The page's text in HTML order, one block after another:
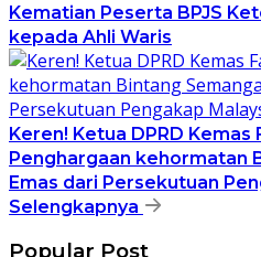
Kematian Peserta BPJS
kepada Ahli Waris
Keren! Ketua DPRD Kemas
Penghargaan kehormatan
Emas dari Persekutuan
Selengkapnya
Popular Post